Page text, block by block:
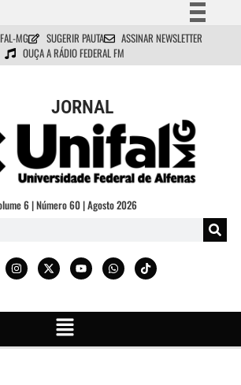
Simplifique!
Comunica BR
Acesso à informação
Legislação
Canais
MG SUGERIR PAUTA
ASSINAR NEWSLETTER
OUÇA A RÁDIO FEDERAL FM
JORNAL
6 | Número 60 | Agosto 2026